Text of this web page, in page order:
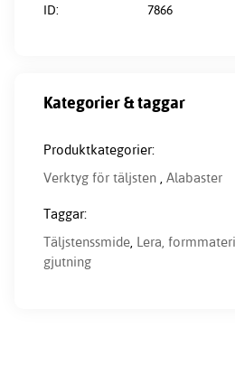
ID: 7866
Kategorier & taggar
Produktkategorier:
Verktyg för täljsten , Alabaster
Taggar:
Täljstenssmide, Lera,
gjutning